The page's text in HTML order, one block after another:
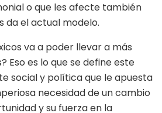
o que les afecte también
da el actual modelo.
va a poder llevar a más
Eso es lo que se define este
social y política que le apuesta
necesidad de un cambio
y su fuerza en la